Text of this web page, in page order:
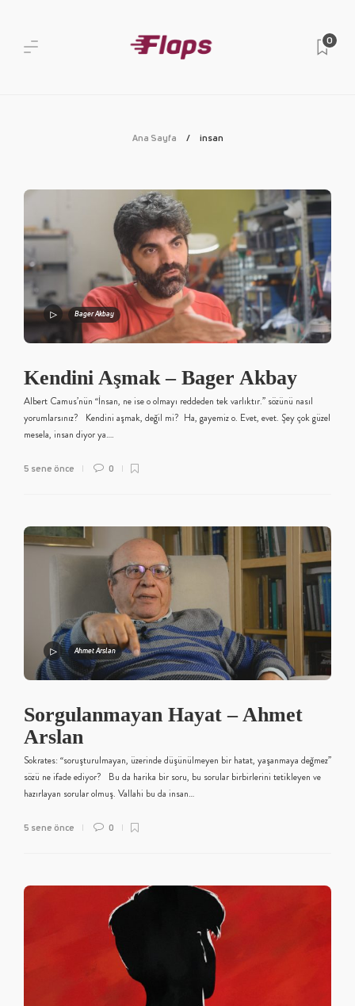
0
Ana Sayfa insan
Bager Akbay
Kendini Aşmak – Bager Akbay
Albert Camus’nün ‘‘İnsan, ne ise o olmayı reddeden tek varlıktır.’’ sözünü nasıl
yorumlarsınız? Kendini aşmak, değil mi? Ha, gayemiz o. Evet, evet. Şey çok güzel
mesela, insan diyor ya….
5 sene önce 0
Ahmet Arslan
Sorgulanmayan Hayat – Ahmet
Arslan
Sokrates: “soruşturulmayan, üzerinde düşünülmeyen bir hatat, yaşanmaya değmez”
sözü ne ifade ediyor? Bu da harika bir soru, bu sorular birbirlerini tetikleyen ve
hazırlayan sorular olmuş. Vallahi bu da insan…
5 sene önce 0